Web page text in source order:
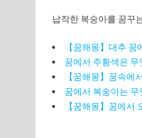
납작한 복숭아를 꿈꾸
【꿈해몽】대추
꿈에서 주황색은 무
【꿈해몽】꿈속에
꿈에서 복숭아는 무
【꿈해몽】꿈에서